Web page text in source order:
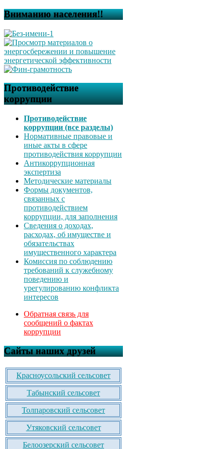
Вниманию населения!!
Противодействие
коррупции
Противодействие
коррупции (все разделы)
Нормативные правовые и
иные акты в сфере
противодействия коррупции
Антикоррупционная
экспертиза
Методические материалы
Формы документов,
связанных с
противодействием
коррупции, для заполнения
Сведения о доходах,
расходах, об имуществе и
обязательствах
имущественного характера
Комиссия по соблюдению
требований к служебному
поведению и
урегулированию конфликта
интересов
Обратная связь для
сообщений о фактах
коррупции
Сайты наших друзей
Красноусольский сельсовет
Табынский сельсовет
Толпаровский сельсовет
Утяковский сельсовет
Белоозерский сельсовет